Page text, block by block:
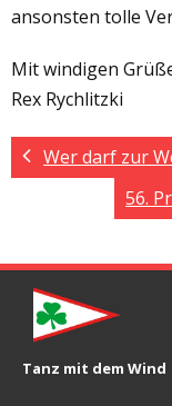
ansonsten tolle
Mit windigen
Rex Rychlitzki
Wer darf zur
56.
Tanz mit dem Wind